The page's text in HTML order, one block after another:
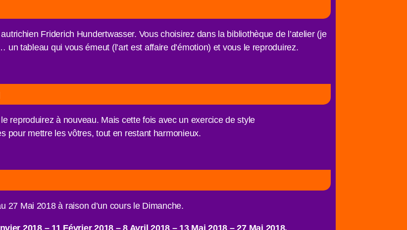
Friderich Hundertwasser. Vous choisirez dans la bibliothèque de l’atelier (je
tableau qui vous émeut (l’art est affaire d’émotion) et vous le reproduirez.
reproduirez à nouveau. Mais cette fois avec un exercice de style
pour mettre les vôtres, tout en restant harmonieux.
27 Mai 2018 à raison d’un cours le Dimanche.
2018 –11 Février 2018 –8 Avril 2018 –13 Mai 2018 – 27 Mai 2018.